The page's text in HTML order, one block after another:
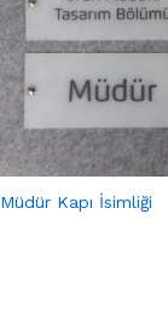
Müdür Kapı İsimliği